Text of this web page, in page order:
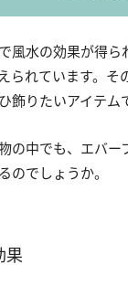
風水の効果が得ら
られています。そ
飾りたいアイテム
の中でも、エバー
のでしょうか。
果